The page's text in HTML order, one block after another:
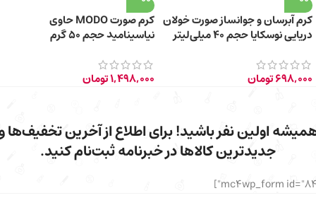
کرم آبرسان و جوانساز صورت خولان
دریایی نوسکایا حجم 40 میلی‌لیتر
698,000تومان
کرم صورت MODO حاوی
نیاسینامید حجم 50 گرم
1,498,000تومان
اولین نفر باشید! برای اطلاع از آخرین تخفیف‌ها
جدیدترین کالاها در خبرنامه ثبت‌نام کنید.